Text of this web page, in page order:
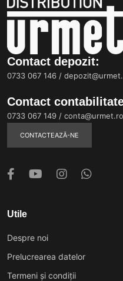
Contact depozit:
0733 067 146 /
Contact
0733 067 149 / conta@urmet.ro
CONTACTEAZĂ-NE
Utile
Despre noi
Prelucrearea datelor
Termeni și condiții